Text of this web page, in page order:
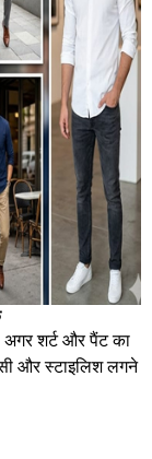
शर्ट और पैंट का
और स्टाइलिश लगने